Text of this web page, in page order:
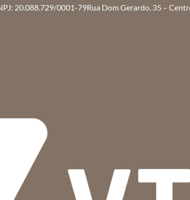
20.088.729/0001-79Rua Dom Gerardo, 35 –